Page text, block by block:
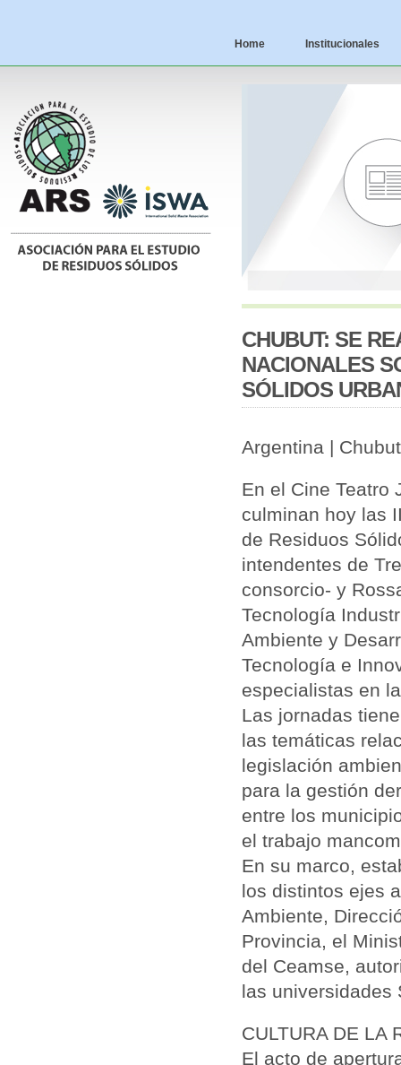
Home Institucionales
CHUBUT: SE
NACIONALES
SÓLIDOS
Argentina |
En el Cine Teatro
culminan hoy las
de Residuos
intendentes de
consorcio- y
Tecnología
Ambiente y
Tecnología e
especialistas en
Las jornadas
las temáticas
legislación
para la gestión de
entre los
el trabajo
En su marco,
los distintos ejes
Ambiente,
Provincia, el
del Ceamse,
las universidades
CULTURA DE LA
El acto de